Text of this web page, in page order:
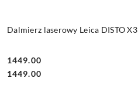
Dalmierz laserowy Leica DISTO X3
Cena:
1449.00
Cena:
1449.00